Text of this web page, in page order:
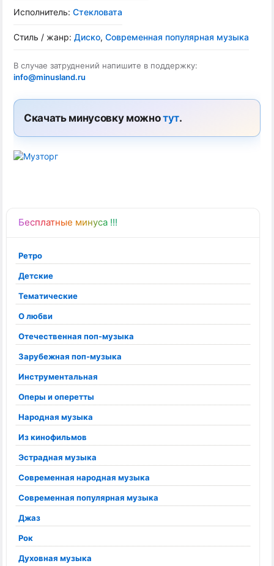
Бесплатные минуса !!!
Ретро
Детские
Тематические
О любви
Отечественная поп-музыка
Зарубежная поп-музыка
Инструментальная
Оперы и оперетты
Народная музыка
Из кинофильмов
Эстрадная музыка
Современная народная музыка
Современная популярная музыка
Джаз
Рок
Духовная музыка
Исполнитель: Стекловата
Стиль / жанр: Диско, Современная популярная музыка
В случае затруднений напишите в поддержку:
info@minusland.ru
Скачать минусовку можнотут.